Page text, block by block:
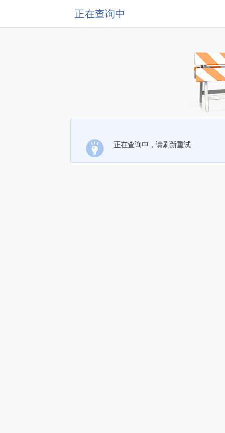
正在查询中
正在查询中，请刷新重试